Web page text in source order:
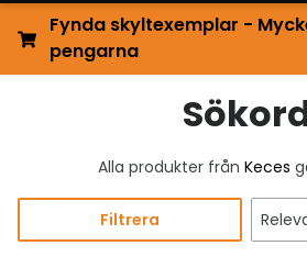
Fynda skyltexemplar -
pengarna
Alla produkter från Keces
Filtrera